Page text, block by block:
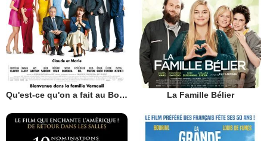
Qu'est-ce qu'on a fait au Bon Dieu? La Famille Bélier